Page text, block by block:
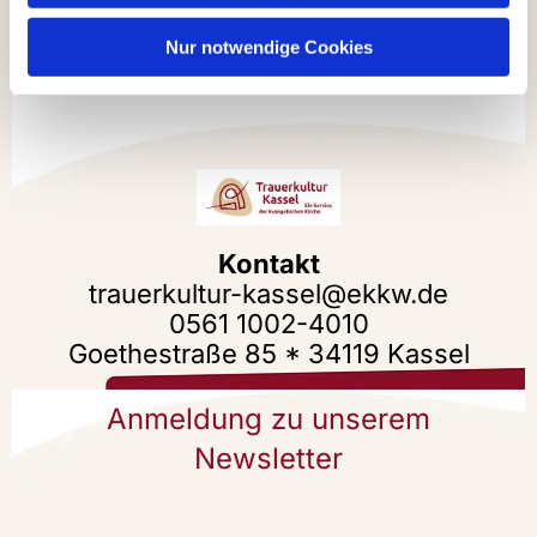
Nur notwendige Cookies
Kontakt
trauerkultur-kassel@ekkw.de
0561 1002-4010
Goethestraße 85 * 34119 Kassel
Anmeldung zu unserem
Newsletter